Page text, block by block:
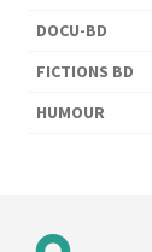
DOCU-BD
FICTIONS BD
HUMOUR